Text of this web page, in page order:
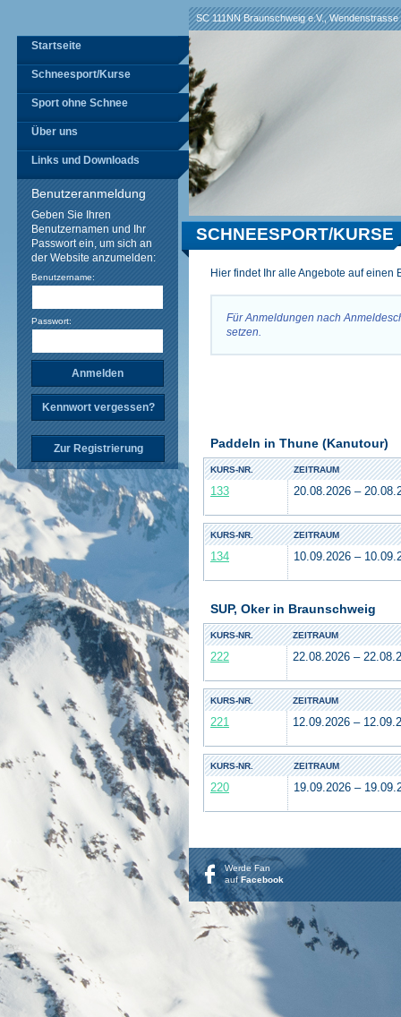
SC 111NN Braunschweig e.V.,
Startseite
Schneesport/Kurse
Sport ohne Schnee
Über uns
Links und Downloads
Benutzeranmeldung
Geben Sie Ihren
Benutzernamen und Ihr
Passwort ein, um sich an
der Website anzumelden:
Benutzername:
Passwort:
Kennwort vergessen?
Zur Registrierung
SCHNEESPORT/KURSE
Hier findet Ihr alle Angebote auf einen
Für Anmeldungen nach
setzen.
Paddeln in Thune (Kanutour)
KURS-NR. ZEITRAUM
133 20.08.2026 –
KURS-NR. ZEITRAUM
134 10.09.2026 –
SUP, Oker in Braunschweig
KURS-NR. ZEITRAUM
222 22.08.2026 –
KURS-NR. ZEITRAUM
221 12.09.2026 –
KURS-NR. ZEITRAUM
220 19.09.2026 –
Werde Fan
aufFacebook